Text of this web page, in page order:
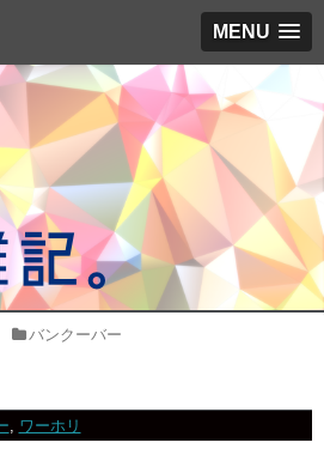
MENU
バンクーバー
, ワーホリ